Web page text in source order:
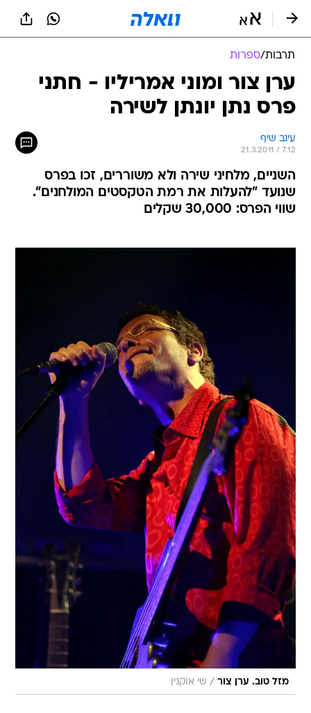
תרבות/ספרות
ערן צור ומוני אמריליו - חתני
פרס נתן יונתן לשירה
עינב שיף
21.3.2011 / 7:12
השניים, מלחיני שירה ולא משוררים, זכו בפרס
שנועד "להעלות את רמת הטקסטים המולחנים".
שווי הפרס: 30,000 שקלים
מזל טוב. ערן צור / שי אוקנין